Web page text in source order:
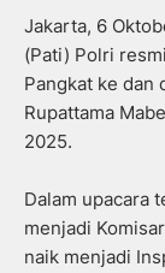
Jakarta, 6
(Pati) Polri
Pangkat ke dan
Rupattama
2025.
Dalam upacara
menjadi
naik menjadi